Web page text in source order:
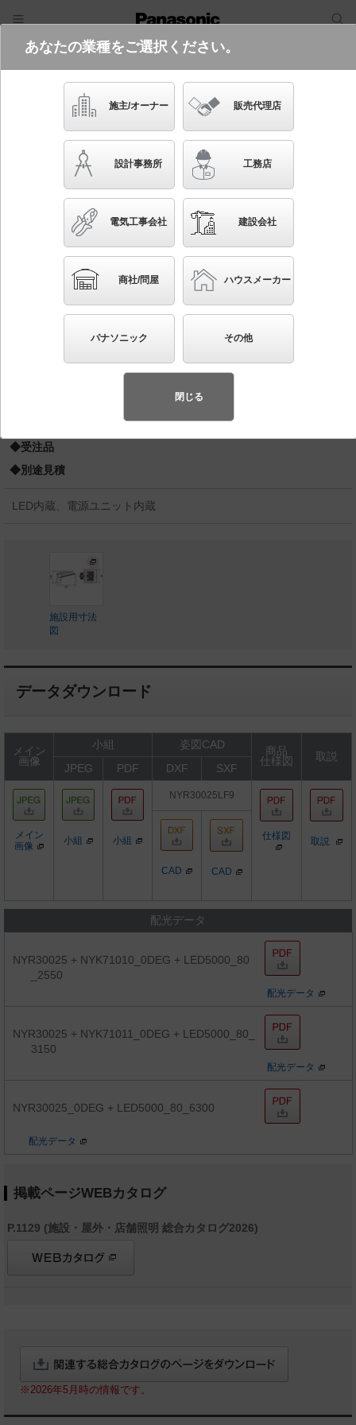
電気・建築設備（ビジネス）
フリーワード
品番・キーワード
かんたん照度計算
NYR30025 LF9
ポール取付型 LED（昼白色） 道路灯 局部照明 防
雨型・定格出力初期光束補正型 EEagle（イーグル）
パネル付型 水銀灯250形1灯器具相当／高圧ナトリウム
灯110形1灯器具相当
（先端技術や優れたデザイン性を持ち合わせ、快
◆受注品
◆別途見積
LED内蔵、電源ユニット内蔵
施設用寸法
図
データダウンロード
メイン
画像
小組 姿図CAD
商品
仕様図
取説
JPEG
PDF DXF SXF
メイン
画像
小組 小組
NYR30025LF9
仕様図 取説
CAD CAD
配光データ
NYR30025 + NYK71010_0DEG + LED5000_80
_2550
配光データ
NYR30025 + NYK71011_0DEG + LED5000_80_
3150
配光データ
NYR30025_0DEG + LED5000_80_6300
配光データ
掲載ページWEBカタログ
P.1129 (施設・屋外・店舗照明 総合カタログ2026)
※2026年5月時の情報です。
あなたの業種をご選択ください。
施主/オーナー 販売代理店
設計事務所 工務店
電気工事会社 建設会社
商社/問屋 ハウスメーカー
パナソニック その他
閉じる